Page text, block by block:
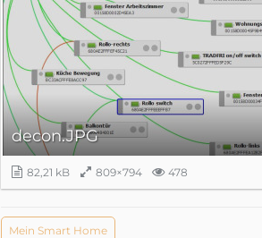
decon.JPG
82,21 kB 809×794 478
Mein Smart Home